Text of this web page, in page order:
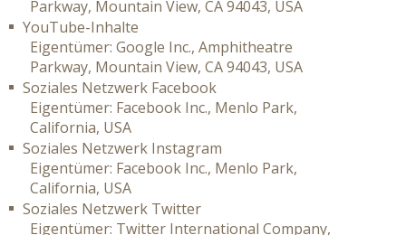
Parkway, Mountain View, CA 94043, USA
YouTube-Inhalte
Eigentümer: Google Inc., Amphitheatre
Parkway, Mountain View, CA 94043, USA
Soziales Netzwerk Facebook
Eigentümer: Facebook Inc., Menlo Park,
California, USA
Soziales Netzwerk Instagram
Eigentümer: Facebook Inc., Menlo Park,
California, USA
Soziales Netzwerk Twitter
Eigentümer: Twitter International Company,